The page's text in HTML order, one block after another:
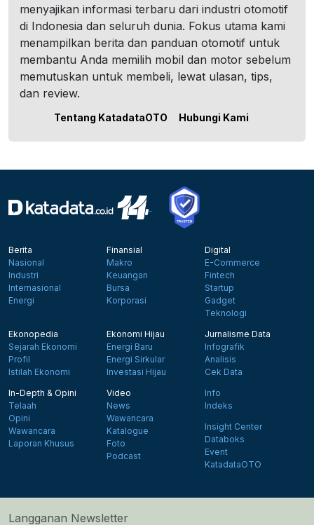
menyajikan informasi terbaru dari industri otomotif
di Indonesia dan seluruh dunia. Fokus utama kami
menampilkan berita dan panduan otomotif untuk
membantu Anda memilih mobil dan motor sebelum
memutuskan untuk membeli, lewat ulasan, tips,
dan review.
Tentang KatadataOTO Hubungi Kami
Berita
Nasional
Industri
Internasional
Energi
Finansial
Makro
Keuangan
Bursa
Korporasi
Digital
E-Commerce
Fintech
Startup
Gadget
Teknologi
Ekonopedia
Sejarah Ekonomi
Profil
Istilah Ekonomi
Ekonomi Hijau
Energi Baru
Energi Sirkular
Investasi Hijau
Jurnalisme Data
Infografik
Analisis
Cek Data
In-Depth & Opini
Telaah
Opini
Wawancara
Laporan Khusus
Video
News
Wawancara
Katalogue
Foto
Podcast
Info
Indeks
Insight Center
Databoks
Event
KatadataOTO
Langganan Newsletter